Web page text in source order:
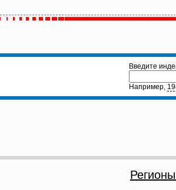
Введите
Например,